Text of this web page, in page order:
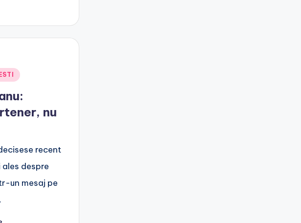
nu
recent
despre
un mesaj pe